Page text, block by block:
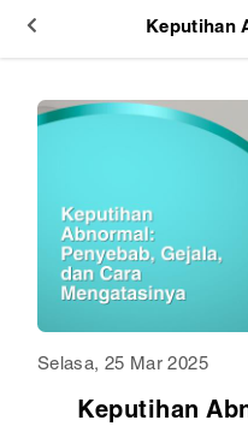
Selasa, 25 Mar 2025
Keputihan